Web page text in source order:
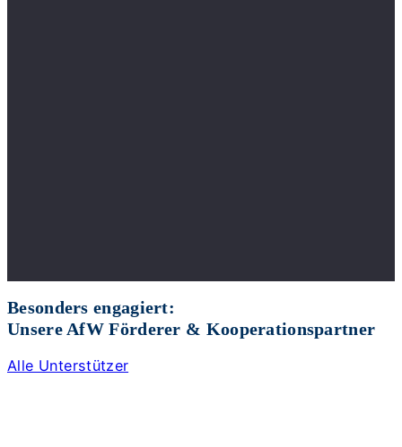
Besonders engagiert:
Unsere AfW Förderer & Kooperationspartner
Alle Unterstützer